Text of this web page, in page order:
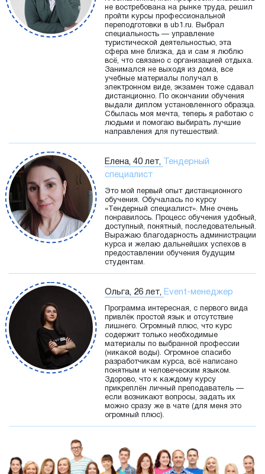
не востребована на рынке труда, решил
пройти курсы профессиональной
переподготовки в ub1.ru. Выбрал
специальность — управление
туристической деятельностью, эта
сфера мне близка, да и сам я люблю
всё, что связано с организацией отдыха.
Занимался не выходя из дома, все
учебные материалы получал в
электронном виде, экзамен тоже сдавал
дистанционно. По окончании обучения
выдали диплом установленного образца.
Сбылась моя мечта, теперь я работаю с
людьми и помогаю выбирать лучшие
направления для путешествий.
Елена, 40 лет,
Тендерный
специалист
Это мой первый опыт дистанционного
обучения. Обучалась по курсу
«Тендерный специалист». Мне очень
понравилось. Процесс обучения удобный,
доступный, понятный, последовательный.
Выражаю благодарность администрации
курса и желаю дальнейших успехов в
предоставлении обучения будущим
студентам.
Ольга, 26 лет, Event-менеджер
Программа интересная, с первого вида
привлёк простой язык и отсутствие
лишнего. Огромный плюс, что курс
содержит только необходимые
материалы по выбранной профессии
(никакой воды). Огромное спасибо
разработчикам курса, всё написано
понятным и человеческим языком.
Здорово, что к каждому курсу
прикреплён личный преподаватель —
если возникают вопросы, задать их
можно сразу же в чате (для меня это
огромный плюс).